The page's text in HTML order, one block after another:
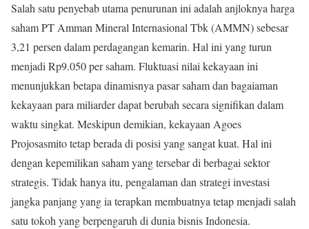
Salah satu penyebab utama penurunan ini adalah anjloknya harga
saham PT Amman Mineral Internasional Tbk (AMMN) sebesar
3,21 persen dalam perdagangan kemarin. Hal ini yang turun
menjadi Rp9.050 per saham. Fluktuasi nilai kekayaan ini
menunjukkan betapa dinamisnya pasar saham dan bagaiaman
kekayaan para miliarder dapat berubah secara signifikan dalam
waktu singkat. Meskipun demikian, kekayaan Agoes
Projosasmito tetap berada di posisi yang sangat kuat. Hal ini
dengan kepemilikan saham yang tersebar di berbagai sektor
strategis. Tidak hanya itu, pengalaman dan strategi investasi
jangka panjang yang ia terapkan membuatnya tetap menjadi salah
satu tokoh yang berpengaruh di dunia bisnis Indonesia.